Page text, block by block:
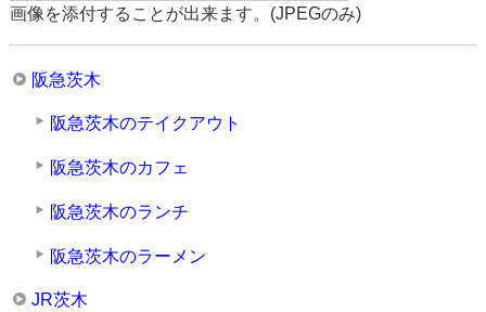
画像を添付することが出来ます。(JPEGのみ)
阪急茨木
阪急茨木のテイクアウト
阪急茨木のカフェ
阪急茨木のランチ
阪急茨木のラーメン
JR茨木